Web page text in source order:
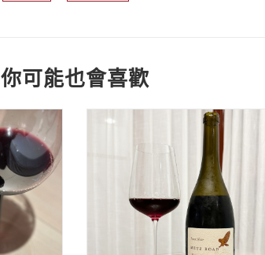
你可能也會喜歡